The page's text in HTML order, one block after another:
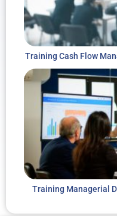
Training Cash Flow
Training Managerial